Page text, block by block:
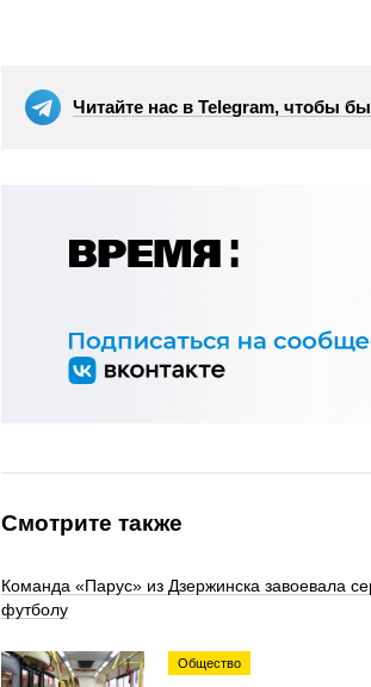
Читайте нас в Telegram, чтобы
Смотрите также
Команда «Парус» из Дзержинска завоевала
футболу
Общество